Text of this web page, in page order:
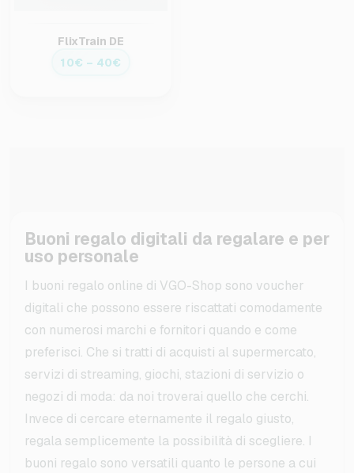
FlixTrain DE
10€ – 40€
Buoni regalo digitali da regalare e per
uso personale
I buoni regalo online di VGO-Shop sono voucher
digitali che possono essere riscattati comodamente
con numerosi marchi e fornitori quando e come
preferisci. Che si tratti di acquisti al supermercato,
servizi di streaming, giochi, stazioni di servizio o
negozi di moda: da noi troverai quello che cerchi.
Invece di cercare eternamente il regalo giusto,
regala semplicemente la possibilità di scegliere. I
buoni regalo sono versatili quanto le persone a cui